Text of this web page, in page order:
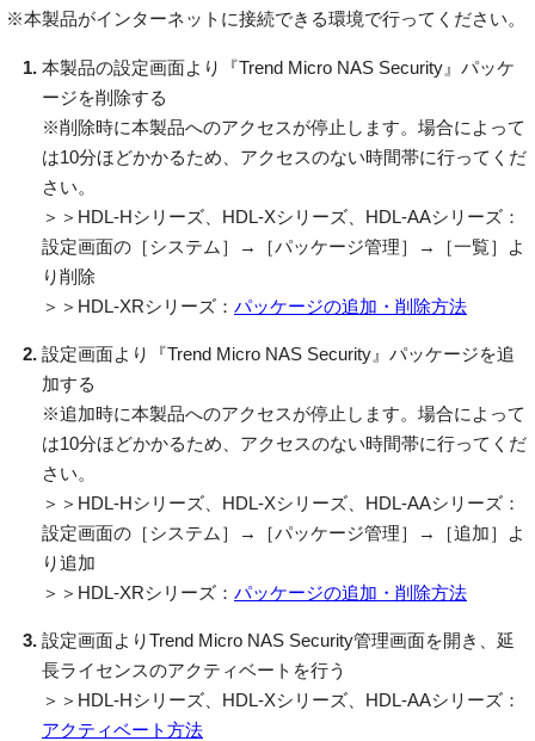
※本製品がインターネットに接続できる環境で行ってください。
本製品の設定画面より『Trend Micro NAS Security』パッケ
ージを削除する
※削除時に本製品へのアクセスが停止します。場合によって
は10分ほどかかるため、アクセスのない時間帯に行ってくだ
さい。
＞＞HDL-Hシリーズ、HDL-Xシリーズ、HDL-AAシリーズ：
設定画面の［システム］→［パッケージ管理］→［一覧］よ
り削除
＞＞HDL-XRシリーズ： パッケージの追加・削除方法
設定画面より『Trend Micro NAS Security』パッケージを追
加する
※追加時に本製品へのアクセスが停止します。場合によって
は10分ほどかかるため、アクセスのない時間帯に行ってくだ
さい。
＞＞HDL-Hシリーズ、HDL-Xシリーズ、HDL-AAシリーズ：
設定画面の［システム］→［パッケージ管理］→［追加］よ
り追加
＞＞HDL-XRシリーズ： パッケージの追加・削除方法
設定画面よりTrend Micro NAS Security管理画面を開き、延
長ライセンスのアクティベートを行う
＞＞HDL-Hシリーズ、HDL-Xシリーズ、HDL-AAシリーズ：
アクティベート方法